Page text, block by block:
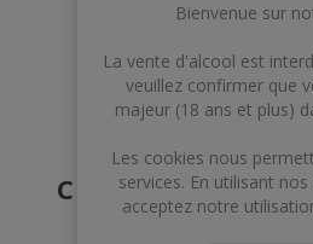
CLIENTS
UN
Bienvenue sur
La vente d'alcool est
veuillez confirmer que
majeur (18 ans et plus)
Les cookies nous
services. En utilisant
acceptez notre